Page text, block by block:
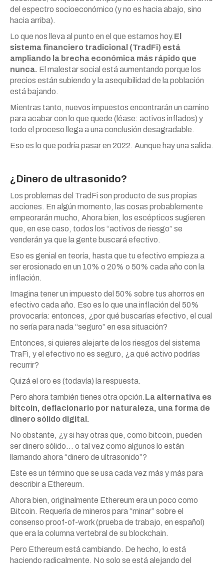
del espectro socioeconómico (y no es hacia abajo, sino
hacia arriba).
Lo que nos lleva al punto en el que estamos hoy.El
sistema financiero tradicional (TradFi) está
ampliando la brecha económica más rápido que
nunca. El malestar social está aumentando porque los
precios están subiendo y la asequibilidad de la población
está bajando.
Mientras tanto, nuevos impuestos encontrarán un camino
para acabar con lo que quede (léase: activos inflados) y
todo el proceso llega a una conclusión desagradable.
Eso es lo que podría pasar en 2022. Aunque hay una salida.
¿Dinero de ultrasonido?
Los problemas del TradFi son producto de sus propias
acciones. En algún momento, las cosas probablemente
empeorarán mucho, Ahora bien, los escépticos sugieren
que, en ese caso, todos los “activos de riesgo” se
venderán ya que la gente buscará efectivo.
Eso es genial en teoría, hasta que tu efectivo empieza a
ser erosionado en un 10% o 20% o 50% cada año con la
inflación.
Imagina tener un impuesto del 50% sobre tus ahorros en
efectivo cada año. Eso es lo que una inflación del 50%
provocaría: entonces, ¿por qué buscarías efectivo, el cual
no sería para nada “seguro” en esa situación?
Entonces, si quieres alejarte de los riesgos del sistema
TraFi, y el efectivo no es seguro, ¿a qué activo podrías
recurrir?
Quizá el oro es (todavía) la respuesta.
Pero ahora también tienes otra opción.La alternativa es
bitcoin, deflacionario por naturaleza, una forma de
dinero sólido digital.
No obstante, ¿y si hay otras que, como bitcoin, pueden
ser dinero sólido… o tal vez como algunos lo están
llamando ahora “dinero de ultrasonido”?
Este es un término que se usa cada vez más y más para
describir a Ethereum.
Ahora bien, originalmente Ethereum era un poco como
Bitcoin. Requería de mineros para “minar” sobre el
consenso proof-of-work (prueba de trabajo, en español)
que era la columna vertebral de su blockchain.
Pero Ethereum está cambiando. De hecho, lo está
haciendo radicalmente. No solo se está alejando del